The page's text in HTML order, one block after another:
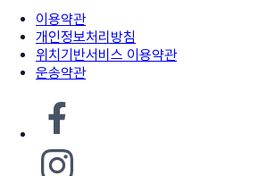
이용약관
개인정보처리방침
위치기반서비스 이용약관
운송약관